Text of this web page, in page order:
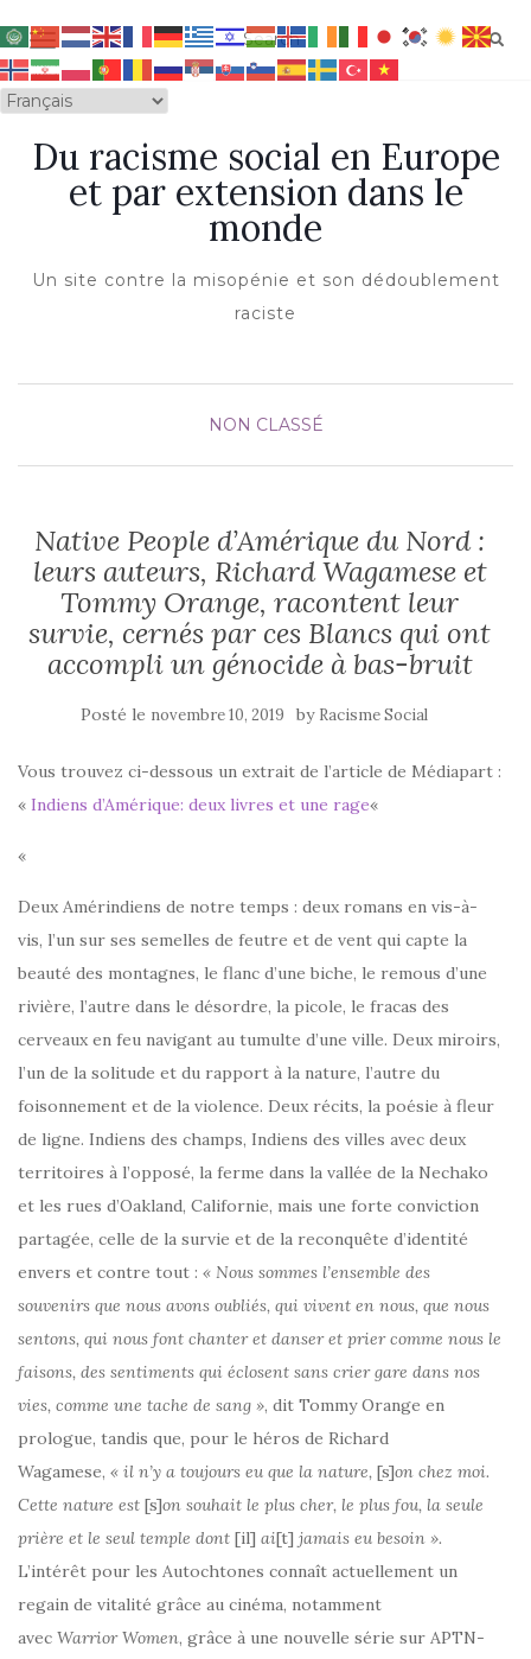
OUVRIR/FERMER LA NAVIGATION
Du racisme social en Europe
et par extension dans le
monde
Un site contre la misopénie et son dédoublement
raciste
NON CLASSÉ
Native People d’Amérique du Nord :
leurs auteurs, Richard Wagamese et
Tommy Orange, racontent leur
survie, cernés par ces Blancs qui ont
accompli un génocide à bas-bruit
Posté le novembre 10, 2019 by Racisme Social
Vous trouvez ci-dessous un extrait de l’article de Médiapart :
« Indiens d’Amérique: deux livres et une rage«
«
Deux Amérindiens de notre temps : deux romans en vis-à-
vis, l’un sur ses semelles de feutre et de vent qui capte la
beauté des montagnes, le flanc d’une biche, le remous d’une
rivière, l’autre dans le désordre, la picole, le fracas des
cerveaux en feu navigant au tumulte d’une ville. Deux miroirs,
l’un de la solitude et du rapport à la nature, l’autre du
foisonnement et de la violence. Deux récits, la poésie à fleur
de ligne. Indiens des champs, Indiens des villes avec deux
territoires à l’opposé, la ferme dans la vallée de la Nechako
et les rues d’Oakland, Californie, mais une forte conviction
partagée, celle de la survie et de la reconquête d’identité
envers et contre tout : « Nous sommes l’ensemble des
souvenirs que nous avons oubliés, qui vivent en nous, que nous
sentons, qui nous font chanter et danser et prier comme nous le
faisons, des sentiments qui éclosent sans crier gare dans nos
vies, comme une tache de sang », dit Tommy Orange en
prologue, tandis que, pour le héros de Richard
Wagamese, « il n’y a toujours eu que la nature, [s]on chez moi.
Cette nature est [s]on souhait le plus cher, le plus fou, la seule
prière et le seul temple dont [il] ai[t] jamais eu besoin ».
L’intérêt pour les Autochtones connaît actuellement un
regain de vitalité grâce au cinéma, notamment
avec Warrior Women, grâce à une nouvelle série sur APTN-